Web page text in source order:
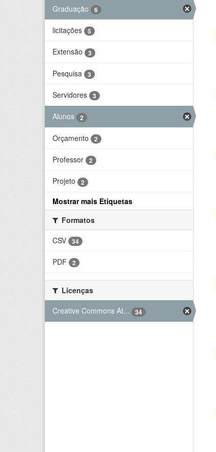
Graduação 6
licitações 5
Extensão 3
Pesquisa 3
Servidores 3
Alunos 2
Orçamento 2
Professor 2
Projeto 2
Mostrar mais Etiquetas
Formatos
CSV
34
PDF 2
Licenças
Creative Commons At...
34